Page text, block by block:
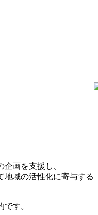
画を支援し、
地域の活性化に寄与する
す。